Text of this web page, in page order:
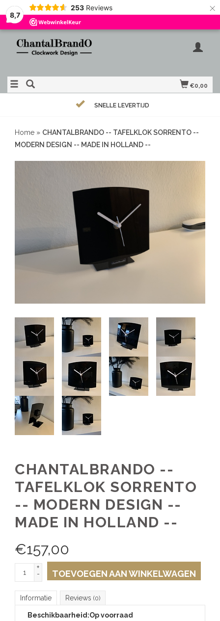
8,7
253 Reviews ×
€0,00
SNELLE LEVERTIJD
Home » CHANTALBRANDO -- TAFELKLOK SORRENTO --
MODERN DESIGN -- MADE IN HOLLAND --
CHANTALBRANDO --
TAFELKLOK SORRENTO
-- MODERN DESIGN --
MADE IN HOLLAND --
€157,00
+
-
TOEVOEGEN AAN WINKELWAGEN
Informatie Reviews (0)
Beschikbaarheid:Op voorraad